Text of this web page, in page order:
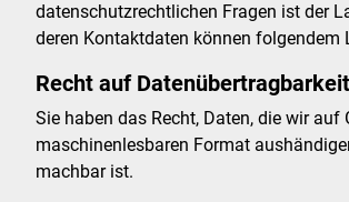
datenschutzrechtlichen Fragen ist der
deren Kontaktdaten können folgendem
Recht auf Datenübertragbarkeit
Sie haben das Recht, Daten, die wir
maschinenlesbaren Format
machbar ist.